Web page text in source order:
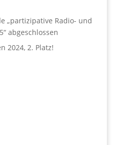
„partizipative Radio- und
abgeschlossen
2024, 2. Platz!